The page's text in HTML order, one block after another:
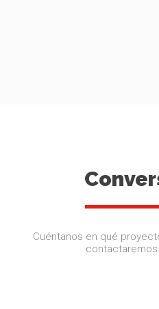
Cuéntanos en qué